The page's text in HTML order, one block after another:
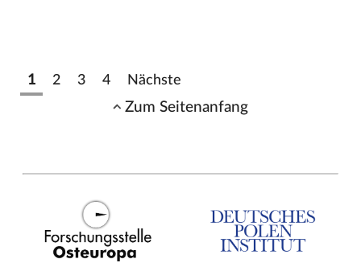
1 2 3 4 Nächste
Zum Seitenanfang